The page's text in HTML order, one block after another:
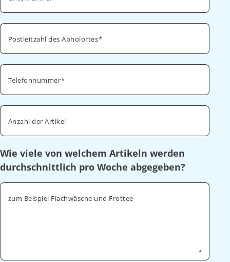
Postleitzahl des Abholortes
Telefonnummer
Anzahl der Artikel
Wie viele von welchem Artikeln werden
durchschnittlich pro Woche abgegeben?
zum Beispiel Flachwäsche und Frottee